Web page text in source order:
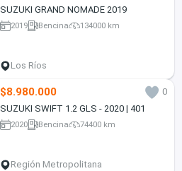
SUZUKI GRAND NOMADE 2019
2019 Bencina 134000 km
Los Ríos
$8.980.000
0
SUZUKI SWIFT 1.2 GLS - 2020 | 401
2020 Bencina 74400 km
Región Metropolitana